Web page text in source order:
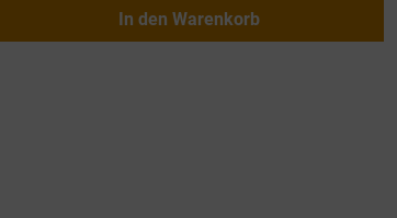
den gewünschten Wert ein
In den Warenkorb